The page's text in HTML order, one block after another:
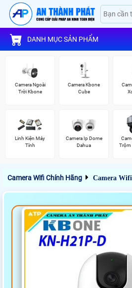
DANH MỤC SẢN PHẨM
Camera Ngoài
Trời Kbone
Camera Kbone
Cube
Linh Kiện Máy
Tính
Camera Ip Dome
Dahua
Trộm
Camera Wifi Chính Hãng Camera